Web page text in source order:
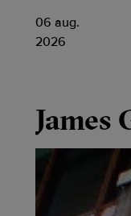
06 aug.
2026
James